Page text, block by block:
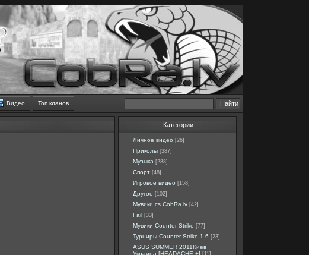
Видео Топ кланов
Категории
Личное видео [26]
Приколы [387]
Музыка [288]
Спорт [48]
Игровое видео [158]
Другое [102]
Мувики cs.CobRa.lv [42]
Fail [33]
Мувики Counter Strike [77]
Турниры Counter Strike 1.6 [23]
ASUS SUMMER 2011Киев
Украина [HEADACHE +] [11]